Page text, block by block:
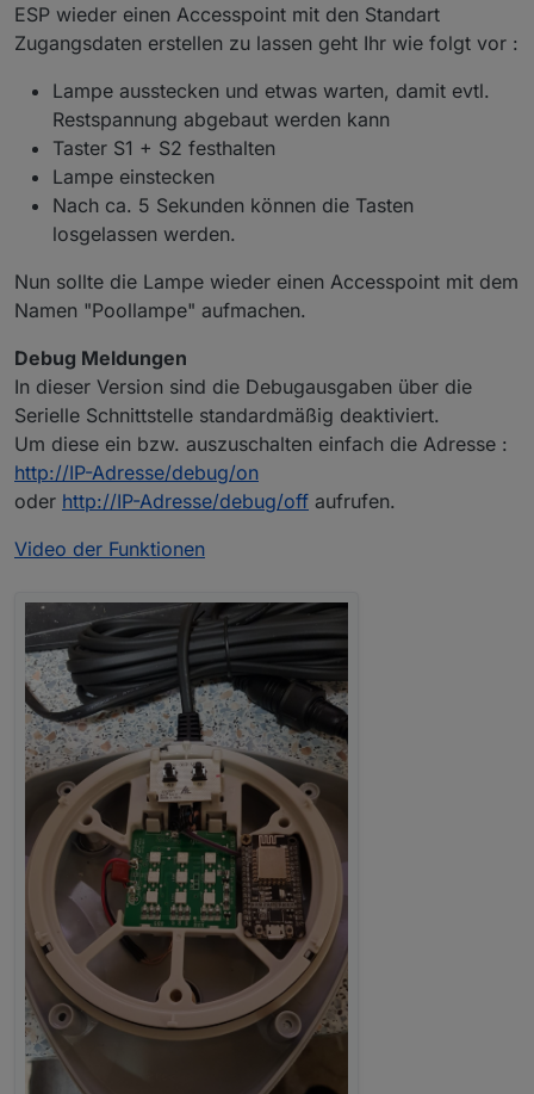
ESP wieder einen Accesspoint mit den Standart
Zugangsdaten erstellen zu lassen geht Ihr wie folgt vor :
Lampe ausstecken und etwas warten, damit evtl.
Restspannung abgebaut werden kann
Taster S1 + S2 festhalten
Lampe einstecken
Nach ca. 5 Sekunden können die Tasten
losgelassen werden.
Nun sollte die Lampe wieder einen Accesspoint mit dem
Namen "Poollampe" aufmachen.
Debug Meldungen
In dieser Version sind die Debugausgaben über die
Serielle Schnittstelle standardmäßig deaktiviert.
Um diese ein bzw. auszuschalten einfach die Adresse :
http://IP-Adresse/debug/on
oder http://IP-Adresse/debug/off aufrufen.
Video der Funktionen